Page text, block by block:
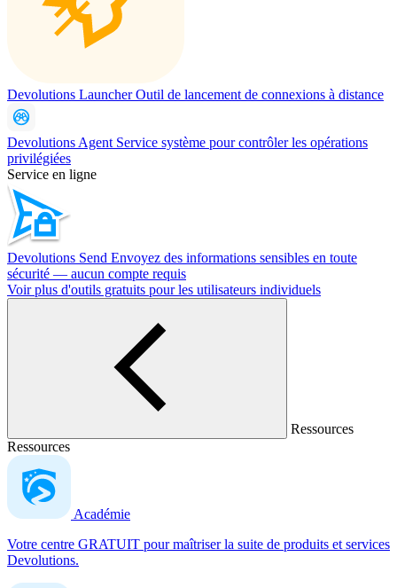
Devolutions LauncherOutil de lancement de connexions à distance
Devolutions Agent Service système pour contrôler les opérations
privilégiées
Service en ligne
Devolutions Send Envoyez des informations sensibles en toute
sécurité — aucun compte requis
Voir plus d'outils gratuits pour les utilisateurs individuels
Ressources
Ressources
Académie
Votre centre GRATUIT pour maîtriser la suite de produits et services
Devolutions.